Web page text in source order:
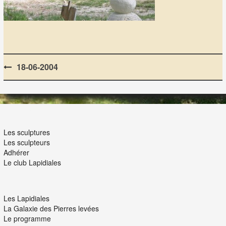
Post
navigation
18-06-2004
Les sculptures
Les sculpteurs
Adhérer
Le club Lapidiales
Les Lapidiales
La Galaxie des Pierres levées
Le programme